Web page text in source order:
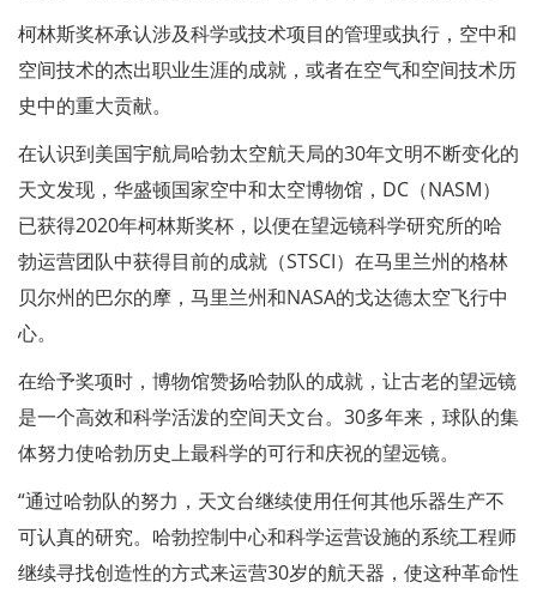
柯林斯奖杯承认涉及科学或技术项目的管理或执行，空中和
空间技术的杰出职业生涯的成就，或者在空气和空间技术历
史中的重大贡献。
在认识到美国宇航局哈勃太空航天局的30年文明不断变化的
天文发现，华盛顿国家空中和太空博物馆，DC（NASM）
已获得2020年柯林斯奖杯，以便在望远镜科学研究所的哈
勃运营团队中获得目前的成就（STSCI）在马里兰州的格林
贝尔州的巴尔的摩，马里兰州和NASA的戈达德太空飞行中
心。
在给予奖项时，博物馆赞扬哈勃队的成就，让古老的望远镜
是一个高效和科学活泼的空间天文台。30多年来，球队的集
体努力使哈勃历史上最科学的可行和庆祝的望远镜。
“通过哈勃队的努力，天文台继续使用任何其他乐器生产不
可认真的研究。哈勃控制中心和科学运营设施的系统工程师
继续寻找创造性的方式来运营30岁的航天器，使这种革命性